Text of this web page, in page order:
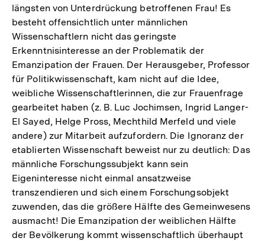
längsten von Unterdrückung betroffenen Frau! Es
besteht offensichtlich unter männlichen
Wissenschaftlern nicht das geringste
Erkenntnisinteresse an der Problematik der
Emanzipation der Frauen. Der Herausgeber, Professor
für Politikwissenschaft, kam nicht auf die Idee,
weibliche Wissenschaftlerinnen, die zur Frauenfrage
gearbeitet haben (z. B. Luc Jochimsen, Ingrid Langer-
El Sayed, Helge Pross, Mechthild Merfeld und viele
andere) zur Mitarbeit aufzufordern. Die Ignoranz der
etablierten Wissenschaft beweist nur zu deutlich: Das
männliche Forschungssubjekt kann sein
Eigeninteresse nicht einmal ansatzweise
transzendieren und sich einem Forschungsobjekt
zuwenden, das die größere Hälfte des Gemeinwesens
ausmacht! Die Emanzipation der weiblichen Hälfte
der Bevölkerung kommt wissenschaftlich überhaupt